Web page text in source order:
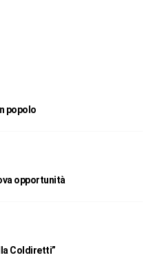
popolo
opportunità
Coldiretti”